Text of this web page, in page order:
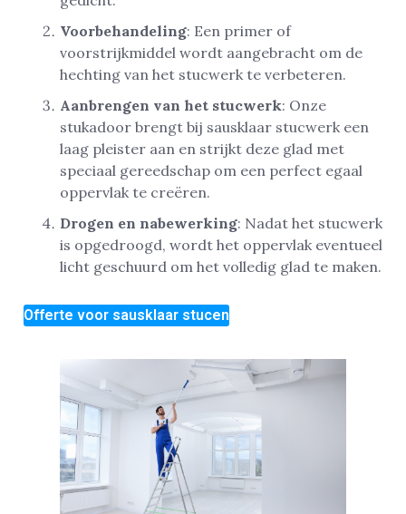
Voorbehandeling: Een primer of
voorstrijkmiddel wordt aangebracht om de
hechting van het stucwerk te verbeteren.
Aanbrengen van het stucwerk: Onze
stukadoor brengt bij sausklaar stucwerk een
laag pleister aan en strijkt deze glad met
speciaal gereedschap om een perfect egaal
oppervlak te creëren.
Drogen en nabewerking: Nadat het stucwerk
is opgedroogd, wordt het oppervlak eventueel
licht geschuurd om het volledig glad te maken.
Offerte voor sausklaar stucen